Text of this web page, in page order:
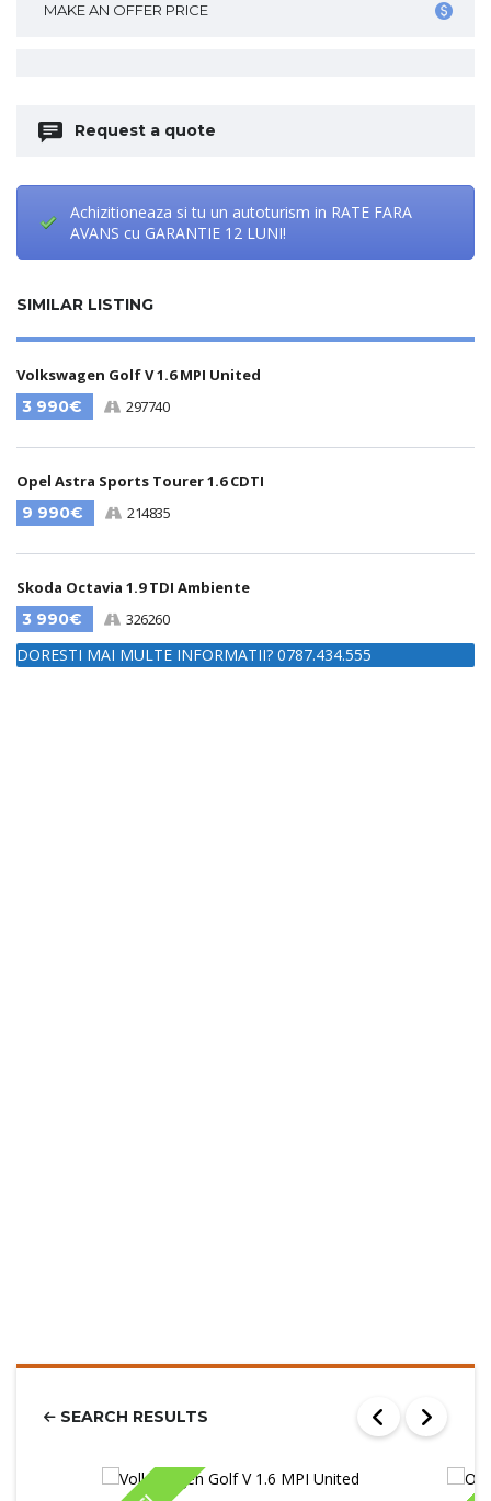
MAKE AN OFFER PRICE
Request a quote
Achizitioneaza si tu un autoturism in RATE FARA
AVANS cu GARANTIE 12 LUNI!
SIMILAR LISTING
Volkswagen Golf V 1.6 MPI United
3 990€
297740
Opel Astra Sports Tourer 1.6 CDTI
9 990€
214835
Skoda Octavia 1.9 TDI Ambiente
3 990€
326260
DORESTI MAI MULTE INFORMATII? 0787.434.555
SEARCH RESULTS